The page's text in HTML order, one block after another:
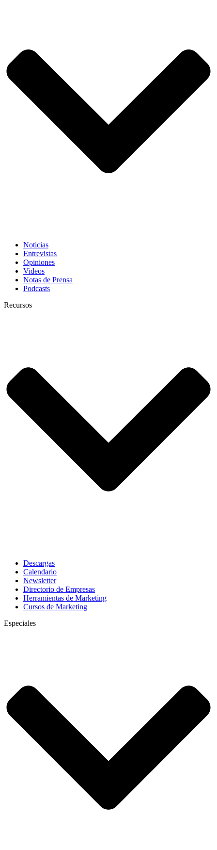
Noticias
Entrevistas
Opiniones
Videos
Notas de Prensa
Podcasts
Recursos
Descargas
Calendario
Newsletter
Directorio de Empresas
Herramientas de Marketing
Cursos de Marketing
Especiales